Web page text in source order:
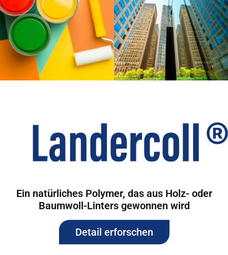
Ein natürliches Polymer, das aus Holz- oder
Baumwoll-Linters gewonnen wird
Detail erforschen